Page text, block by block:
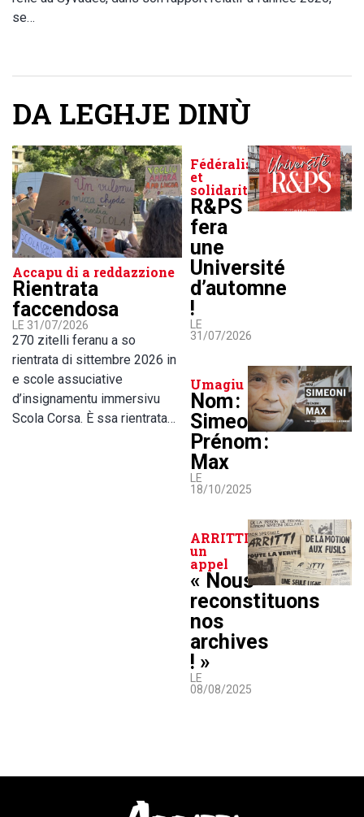
se…
DA LEGHJE DINÙ
Accapu di a reddazzione
Rientrata
faccendosa
LE 31/07/2026
270 zitelli feranu a so
rientrata di sittembre 2026 in
e scole assuciative
d’insignamentu immersivu
Scola Corsa. È ssa rientrata…
Fédéralisme
et
solidarité
R&PS
fera
une
Université
d’automne
!
LE
31/07/2026
Umagiu
Nom :
Simeoni,
Prénom :
Max
LE
18/10/2025
ARRITTI lance
un
appel
« Nous
reconstituons
nos
archives
! »
LE
08/08/2025